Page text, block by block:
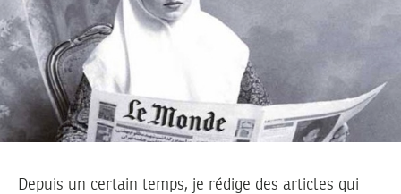
Depuis un certain temps, je rédige des articles qui